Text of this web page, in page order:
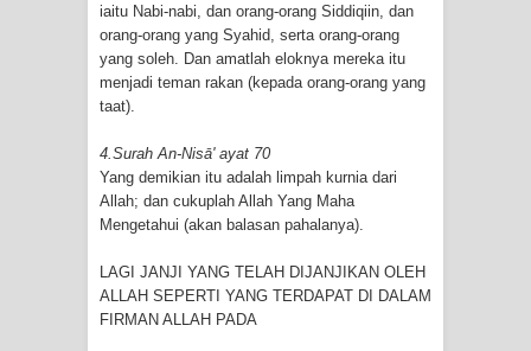
iaitu Nabi-nabi, dan orang-orang Siddiqiin, dan
orang-orang yang Syahid, serta orang-orang
yang soleh. Dan amatlah eloknya mereka itu
menjadi teman rakan (kepada orang-orang yang
taat).
4.Surah An-Nisā' ayat 70
Yang demikian itu adalah limpah kurnia dari
Allah; dan cukuplah Allah Yang Maha
Mengetahui (akan balasan pahalanya).
LAGI JANJI YANG TELAH DIJANJIKAN OLEH
ALLAH SEPERTI YANG TERDAPAT DI DALAM
FIRMAN ALLAH PADA